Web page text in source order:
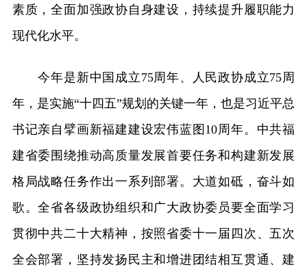
素质，全面加强政协自身建设，持续提升履职能力
现代化水平。
今年是新中国成立75周年、人民政协成立75周
年，是实施“十四五”规划的关键一年，也是习近平总
书记亲自擘画新福建建设宏伟蓝图10周年。中共福
建省委围绕推动高质量发展首要任务和构建新发展
格局战略任务作出一系列部署。大道如砥，奋斗如
歌。全省各级政协组织和广大政协委员要全面学习
贯彻中共二十大精神，按照省委十一届四次、五次
全会部署，坚持发扬民主和增进团结相互贯通、建